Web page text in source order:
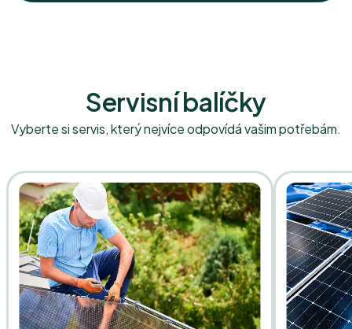
Servisní balíčky
Vyberte si servis, který nejvíce odpovídá vašim potřebám.